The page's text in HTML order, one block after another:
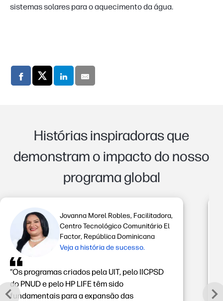
sistemas solares para o aquecimento da água.
Histórias inspiradoras que
demonstram o impacto do nosso
programa global
Jovanna Morel Robles, Facilitadora,
Centro Tecnológico Comunitário El
Factor, República Dominicana
Veja a história de sucesso.
“Os programas criados pela UIT, pelo IICPSD
do PNUD e pelo HP LIFE têm sido
fundamentais para a expansão das